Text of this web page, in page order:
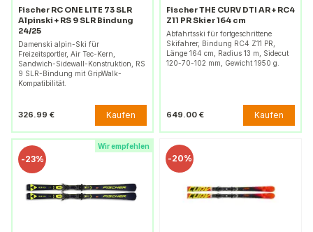
Fischer RC ONE LITE 73 SLR
Alpinski + RS 9 SLR Bindung
24/25
Damenski alpin-Ski für
Freizeitsportler, Air Tec-Kern,
Sandwich-Sidewall-Konstruktion, RS
9 SLR-Bindung mit GripWalk-
Kompatibilität.
326.99 € Kaufen
Fischer THE CURV DTI AR + RC4
Z11 PR Skier 164 cm
Abfahrtsski für fortgeschrittene
Skifahrer, Bindung RC4 Z11 PR,
Länge 164 cm, Radius 13 m, Sidecut
120-70-102 mm, Gewicht 1950 g.
649.00 € Kaufen
Wir empfehlen
-23% -20%